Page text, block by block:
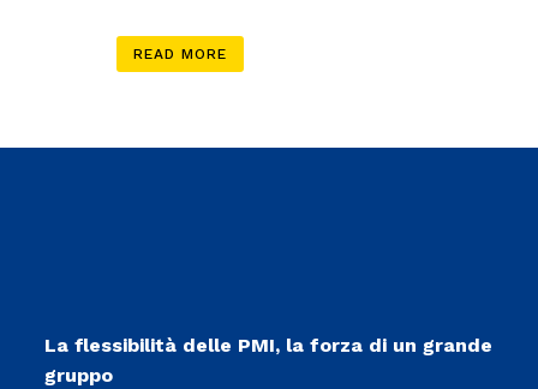
READ MORE
La flessibilità delle PMI, la forza di un grande
gruppo